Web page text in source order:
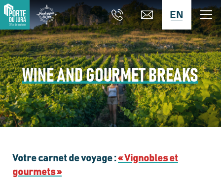
EN
WINE AND GOURMET BREAKS
Votre carnet de voyage :« Vignobles et
gourmets »